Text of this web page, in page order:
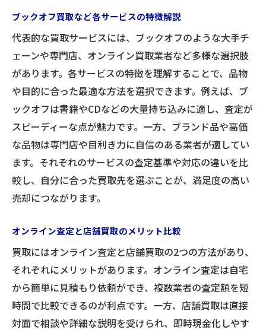
ブックオフ買取など各サービスの特徴解説
代表的な買取サービスには、ブックオフのような大手チ
ェーンや専門店、オンライン買取業者など多様な選択肢
があります。各サービスの特徴を理解することで、品物
や目的に合った最適な方法を選択できます。例えば、ブ
ックオフは書籍やCDなどの大量持ち込みに適し、査定が
スピーディーな点が魅力です。一方、ブランド品や高価
な品物は専門店や目利き力に自信のある業者が適してい
ます。それぞれのサービスの査定基準や対応の違いを比
較し、自分に合った買取先を選ぶことが、満足度の高い
売却につながります。
オンライン査定と店舗買取のメリット比較
買取にはオンライン査定と店舗買取の2つの方法があり、
それぞれにメリットがあります。オンライン査定は自宅
から簡単に見積もり依頼ができ、複数業者の査定額を短
時間で比較できるのが利点です。一方、店舗買取は直接
対面で相談や詳細な説明を受けられ、即時現金化しやす